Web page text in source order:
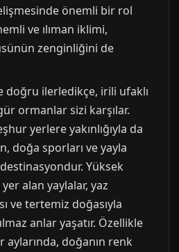
önemli bir rol
ve ılıman iklimi,
zenginliğini de
doğru ilerledikçe, irili ufaklı
ormanlar sizi karşılar.
yerlere yakınlığıyla da
doğa sporları ve yayla
Yüksek
alan yaylalar, yaz
ve tertemiz doğasıyla
anlar yaşatır. Özellikle
doğanın renk